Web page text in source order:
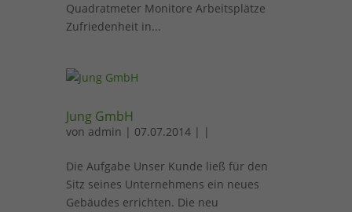
Quadratmeter Monitore Arbeitsplätze
Zufriedenheit in...
Jung GmbH
von admin | 07.07.2014 | |
Die Aufgabe Unser Kunde ließ für den
Sitz seines Unternehmens ein neues
Gebäudes errichten. Die neu